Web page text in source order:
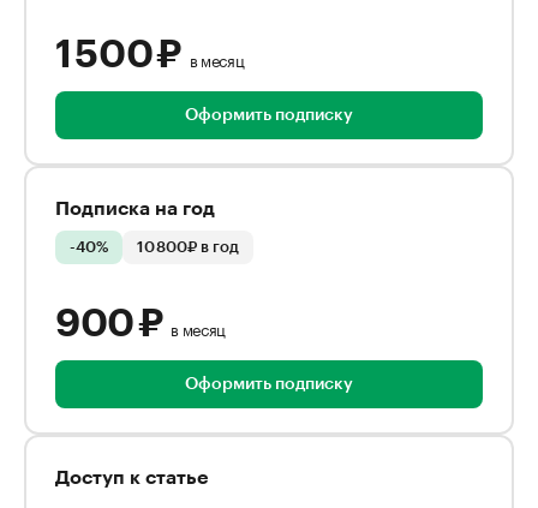
1 500 ₽ в месяц
Оформить подписку
Подписка на год
-40% 10 800₽ в год
900 ₽ в месяц
Оформить подписку
Доступ к статье